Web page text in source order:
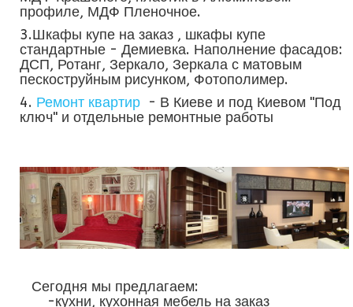
профиле, МДФ Пленочное.
3.Шкафы купе на заказ , шкафы купе
стандартные - Демиевка. Наполнение фасадов:
ДСП, Ротанг, Зеркало, Зеркала с матовым
пескоструйным рисунком, Фотополимер.
4. Ремонт квартир - В Киеве и под Киевом "Под
ключ" и отдельные ремонтные работы
Сегодня мы предлагаем:
-кухни, кухонная мебель на заказ